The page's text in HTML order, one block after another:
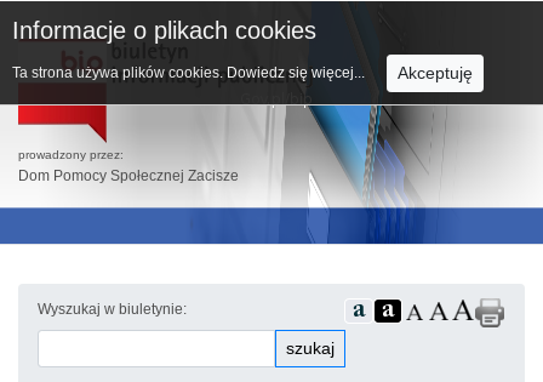
prowadzony przez:
Dom Pomocy Społecznej Zacisze
Wyszukaj w biuletynie:
szukaj
Informacje o plikach cookies
Ta strona używa plików cookies. Dowiedz się więcej... Akceptuję